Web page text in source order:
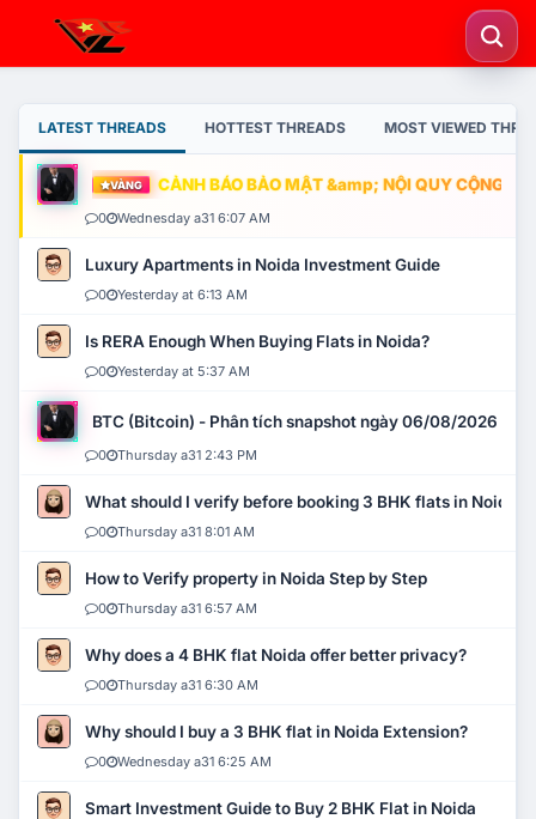
LATEST THREADS HOTTEST THREADS MOST VIEWED
VÀNG CẢNH BÁO BẢO MẬT &amp; NỘI QUY CỘNG
0 Wednesday a31 6:07 AM
Luxury Apartments in Noida Investment Guide
0 Yesterday at 6:13 AM
Is RERA Enough When Buying Flats in Noida?
0 Yesterday at 5:37 AM
BTC (Bitcoin) - Phân tích snapshot ngày 06/08/2026
0 Thursday a31 2:43 PM
What should I verify before booking 3 BHK flats in Noida?
0 Thursday a31 8:01 AM
How to Verify property in Noida Step by Step
0 Thursday a31 6:57 AM
Why does a 4 BHK flat Noida offer better privacy?
0 Thursday a31 6:30 AM
Why should I buy a 3 BHK flat in Noida Extension?
0 Wednesday a31 6:25 AM
Smart Investment Guide to Buy 2 BHK Flat in Noida